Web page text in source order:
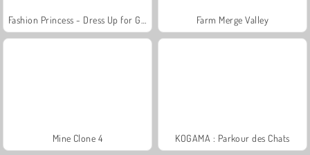
Farm Merge Valley
Mine Clone 4 KOGAMA : Parkour des Chats